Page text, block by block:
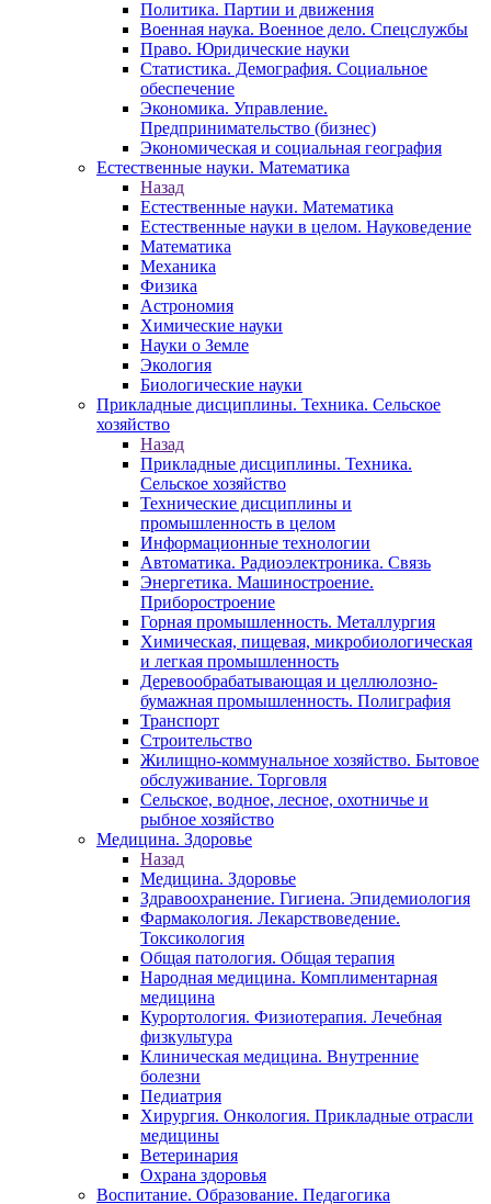
Политика. Партии и движения
Военная наука. Военное дело. Спецслужбы
Право. Юридические науки
Статистика. Демография. Социальное
обеспечение
Экономика. Управление.
Предпринимательство (бизнес)
Экономическая и социальная география
Естественные науки. Математика
Назад
Естественные науки. Математика
Естественные науки в целом. Науковедение
Математика
Механика
Физика
Астрономия
Химические науки
Науки о Земле
Экология
Биологические науки
Прикладные дисциплины. Техника. Сельское
хозяйство
Назад
Прикладные дисциплины. Техника.
Сельское хозяйство
Технические дисциплины и
промышленность в целом
Информационные технологии
Автоматика. Радиоэлектроника. Связь
Энергетика. Машиностроение.
Приборостроение
Горная промышленность. Металлургия
Химическая, пищевая, микробиологическая
и легкая промышленность
Деревообрабатывающая и целлюлозно-
бумажная промышленность. Полиграфия
Транспорт
Строительство
Жилищно-коммунальное хозяйство. Бытовое
обслуживание. Торговля
Сельское, водное, лесное, охотничье и
рыбное хозяйство
Медицина. Здоровье
Назад
Медицина. Здоровье
Здравоохранение. Гигиена. Эпидемиология
Фармакология. Лекарствоведение.
Токсикология
Общая патология. Общая терапия
Народная медицина. Комплиментарная
медицина
Курортология. Физиотерапия. Лечебная
физкультура
Клиническая медицина. Внутренние
болезни
Педиатрия
Хирургия. Онкология. Прикладные отрасли
медицины
Ветеринария
Охрана здоровья
Воспитание. Образование. Педагогика